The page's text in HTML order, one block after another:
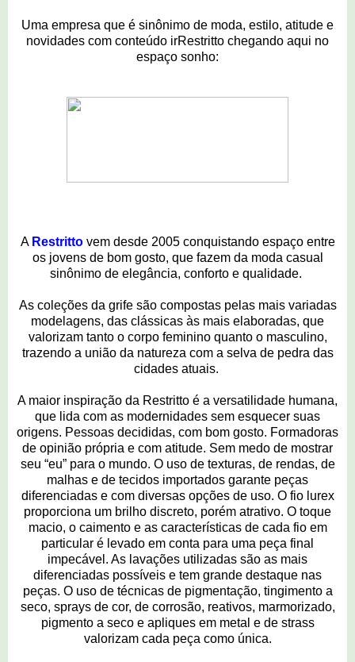
Uma empresa que é sinônimo de moda, estilo, atitude e
novidades com conteúdo irRestritto chegando aqui no
espaço sonho:
A Restrittovem desde 2005 conquistando espaço entre
os jovens de bom gosto, que fazem da moda casual
sinônimo de elegância, conforto e qualidade.
As coleções da grife são compostas pelas mais variadas
modelagens, das clássicas às mais elaboradas, que
valorizam tanto o corpo feminino quanto o masculino,
trazendo a união da natureza com a selva de pedra das
cidades atuais.
A maior inspiração da Restritto é a versatilidade humana,
que lida com as modernidades sem esquecer suas
origens. Pessoas decididas, com bom gosto. Formadoras
de opinião própria e com atitude. Sem medo de mostrar
seu “eu” para o mundo. O uso de texturas, de rendas, de
malhas e de tecidos importados garante peças
diferenciadas e com diversas opções de uso. O fio lurex
proporciona um brilho discreto, porém atrativo. O toque
macio, o caimento e as características de cada fio em
particular é levado em conta para uma peça final
impecável. As lavações utilizadas são as mais
diferenciadas possíveis e tem grande destaque nas
peças. O uso de técnicas de pigmentação, tingimento a
seco, sprays de cor, de corrosão, reativos, marmorizado,
pigmento a seco e apliques em metal e de strass
valorizam cada peça como única.